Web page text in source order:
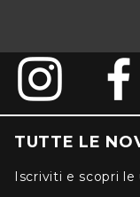
TUTTE LE
Iscriviti e scopri